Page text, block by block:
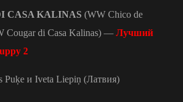
CASA KALINAS (WW Chico de
Cougar di Casa Kalinas) — Лучший
2
Puķe и Iveta Liepiņ (Латвия)